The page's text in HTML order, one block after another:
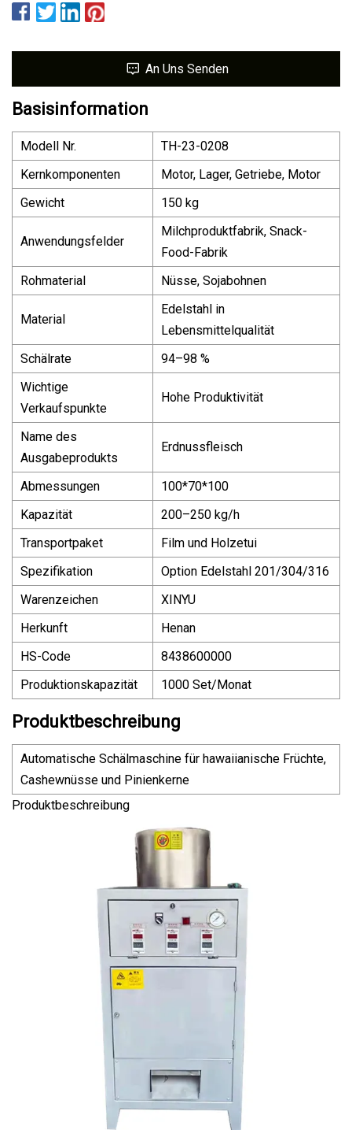
An Uns Senden
Basisinformation
Modell Nr.
TH-23-0208
Kernkomponenten
Motor, Lager, Getriebe, Motor
Gewicht
150 kg
Anwendungsfelder
Milchproduktfabrik, Snack-
Food-Fabrik
Rohmaterial
Nüsse, Sojabohnen
Material
Edelstahl in
Lebensmittelqualität
Schälrate
94–98 %
Wichtige
Verkaufspunkte
Hohe Produktivität
Name des
Ausgabeprodukts
Erdnussfleisch
Abmessungen
100*70*100
Kapazität
200–250 kg/h
Transportpaket
Film und Holzetui
Spezifikation
Option Edelstahl 201/304/316
Warenzeichen
XINYU
Herkunft
Henan
HS-Code
8438600000
Produktionskapazität
1000 Set/Monat
Produktbeschreibung
Automatische Schälmaschine für hawaiianische Früchte,
Cashewnüsse und Pinienkerne
Produktbeschreibung